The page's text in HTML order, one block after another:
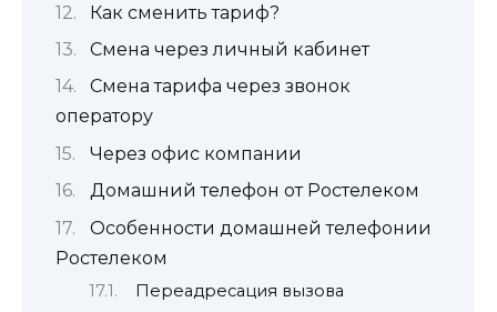
Как сменить тариф?
Смена через личный кабинет
Смена тарифа через звонок
оператору
Через офис компании
Домашний телефон от Ростелеком
Особенности домашней телефонии
Ростелеком
Переадресация вызова